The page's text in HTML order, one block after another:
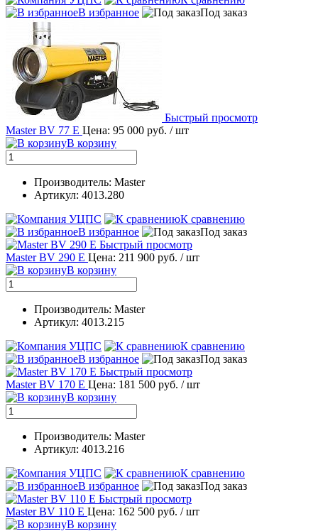
В избранное
Под заказ
Быстрый просмотр
Master BV 77 E Цена: 95 000 руб. / шт
В корзину
Производитель: Master
Артикул: 4013.280
К сравнению
В избранное
Под заказ
Быстрый просмотр
Master BV 290 E Цена: 211 900 руб. / шт
В корзину
Производитель: Master
Артикул: 4013.215
К сравнению
В избранное
Под заказ
Быстрый просмотр
Master BV 170 E Цена: 181 500 руб. / шт
В корзину
Производитель: Master
Артикул: 4013.216
К сравнению
В избранное
Под заказ
Быстрый просмотр
Master BV 110 E Цена: 162 500 руб. / шт
В корзину